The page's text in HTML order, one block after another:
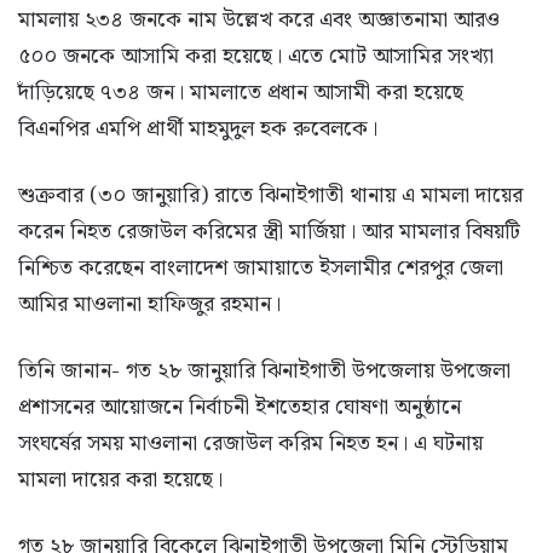
মামলায় ২৩৪ জনকে নাম উল্লেখ করে এবং অজ্ঞাতনামা আরও
৫০০ জনকে আসামি করা হয়েছে। এতে মোট আসামির সংখ্যা
দাঁড়িয়েছে ৭৩৪ জন। মামলাতে প্রধান আসামী করা হয়েছে
বিএনপির এমপি প্রার্থী মাহমুদুল হক রুবেলকে।
শুক্রবার (৩০ জানুয়ারি) রাতে ঝিনাইগাতী থানায় এ মামলা দায়ের
করেন নিহত রেজাউল করিমের স্ত্রী মার্জিয়া। আর মামলার বিষয়টি
নিশ্চিত করেছেন বাংলাদেশ জামায়াতে ইসলামীর শেরপুর জেলা
আমির মাওলানা হাফিজুর রহমান।
তিনি জানান- গত ২৮ জানুয়ারি ঝিনাইগাতী উপজেলায় উপজেলা
প্রশাসনের আয়োজনে নির্বাচনী ইশতেহার ঘোষণা অনুষ্ঠানে
সংঘর্ষের সময় মাওলানা রেজাউল করিম নিহত হন। এ ঘটনায়
মামলা দায়ের করা হয়েছে।
গত ২৮ জানুয়ারি বিকেলে ঝিনাইগাতী উপজেলা মিনি স্টেডিয়াম